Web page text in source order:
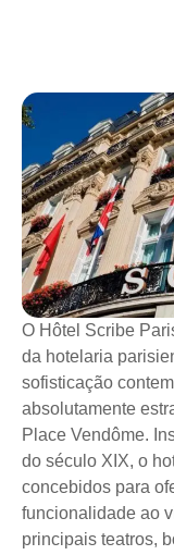
O Hôtel Scribe
da hotelaria
sofisticação
absolutamente
Place Vendôme.
do século XIX, o
concebidos para
funcionalidade ao
principais teatros,